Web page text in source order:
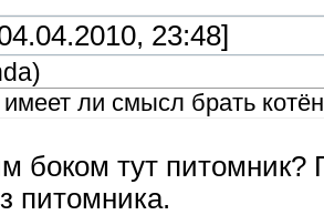
23:48]
)
ли смысл брать
боком тут
питомника.